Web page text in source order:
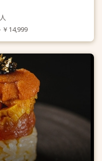
人
￥14,999